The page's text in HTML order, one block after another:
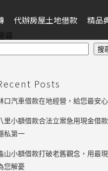
代辦房屋土地借款 精品
尋
搜
Posts
口汽車借款在地經營，給您最安
里小額借款合法立案急用現金借
私第一
山小額借款打破老舊觀念，用最
您解憂